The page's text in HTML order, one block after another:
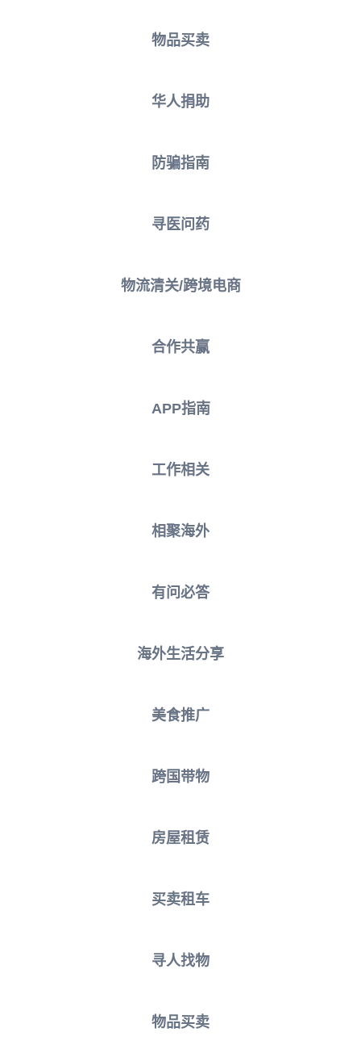
物品买卖
华人捐助
防骗指南
寻医问药
物流清关/跨境电商
合作共赢
APP指南
工作相关
相聚海外
有问必答
海外生活分享
美食推广
跨国带物
房屋租赁
买卖租车
寻人找物
物品买卖